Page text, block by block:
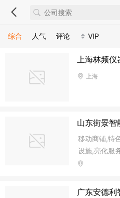
综合 人气 评论 VIP
上海林频仪
上海
山东街景智
移动商铺,特
设施,亮化服
广东安德利